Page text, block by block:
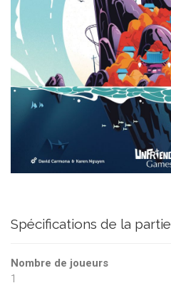
Spécifications de la partie
Nombre de joueurs
1